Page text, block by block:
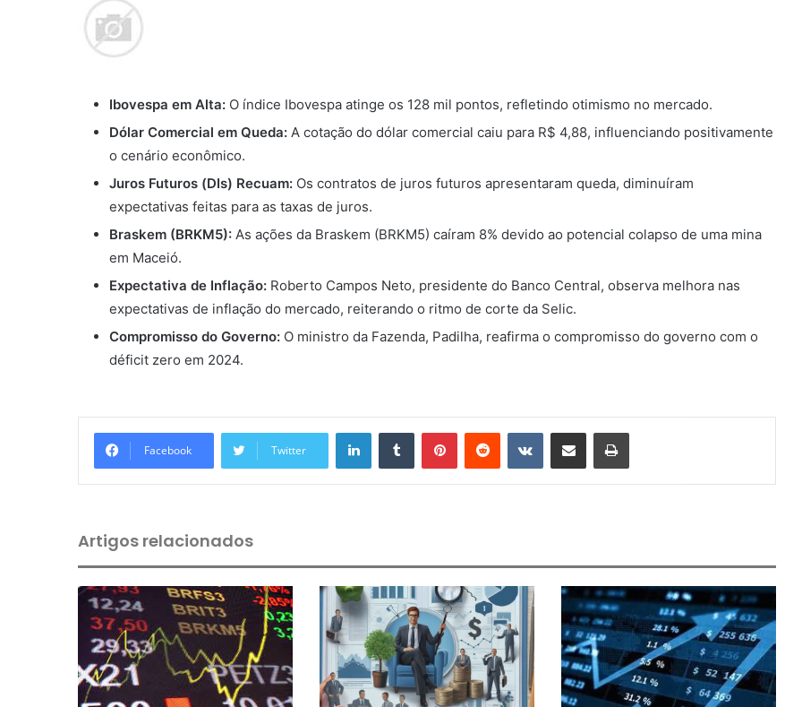
Ibovespa em Alta: O índice Ibovespa atinge os 128 mil pontos, refletindo otimismo no mercado.
Dólar Comercial em Queda: A cotação do dólar comercial caiu para R$ 4,88, influenciando positivamente
o cenário econômico.
Juros Futuros (DIs) Recuam: Os contratos de juros futuros apresentaram queda, diminuíram
expectativas feitas para as taxas de juros.
Braskem (BRKM5): As ações da Braskem (BRKM5) caíram 8% devido ao potencial colapso de uma mina
em Maceió.
Expectativa de Inflação: Roberto Campos Neto, presidente do Banco Central, observa melhora nas
expectativas de inflação do mercado, reiterando o ritmo de corte da Selic.
Compromisso do Governo: O ministro da Fazenda, Padilha, reafirma o compromisso do governo com o
déficit zero em 2024.
Facebook Twitter
Artigos relacionados